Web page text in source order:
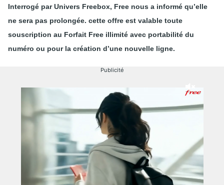
Interrogé par Univers Freebox, Free nous a informé qu’elle
ne sera pas prolongée. cette offre est valable toute
souscription au Forfait Free illimité avec portabilité du
numéro ou pour la création d’une nouvelle ligne.
Publicité